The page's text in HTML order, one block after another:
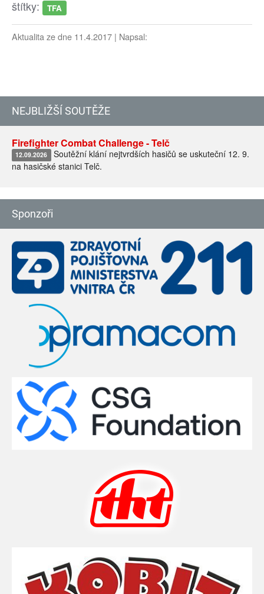
štítky: TFA
Aktualita ze dne 11.4.2017 | Napsal:
NEJBLIŽŠÍ SOUTĚŽE
Firefighter Combat Challenge - Telč
12.09.2026 Soutěžní klání nejtvrdších hasičů se uskuteční 12. 9.
na hasičské stanici Telč.
Sponzoři